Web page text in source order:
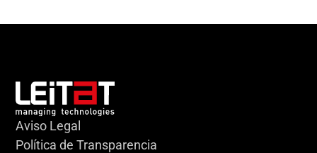
Aviso Legal
Política de Transparencia